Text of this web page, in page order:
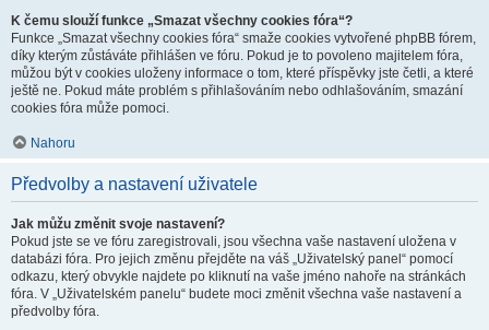
K čemu slouží funkce „Smazat všechny cookies fóra“?
Funkce „Smazat všechny cookies fóra“ smaže cookies vytvořené phpBB fórem,
díky kterým zůstáváte přihlášen ve fóru. Pokud je to povoleno majitelem fóra,
můžou být v cookies uloženy informace o tom, které příspěvky jste četli, a které
ještě ne. Pokud máte problém s přihlašováním nebo odhlašováním, smazání
cookies fóra může pomoci.
Nahoru
Předvolby a nastavení uživatele
Jak můžu změnit svoje nastavení?
Pokud jste se ve fóru zaregistrovali, jsou všechna vaše nastavení uložena v
databázi fóra. Pro jejich změnu přejděte na váš „Uživatelský panel“ pomocí
odkazu, který obvykle najdete po kliknutí na vaše jméno nahoře na stránkách
fóra. V „Uživatelském panelu“ budete moci změnit všechna vaše nastavení a
předvolby fóra.